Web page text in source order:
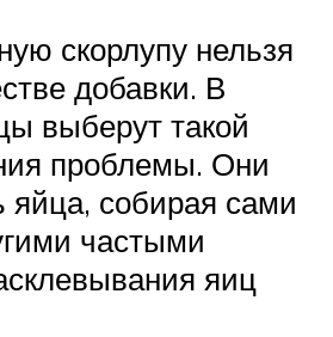
скорлупу нельзя
добавки. В
выберут такой
проблемы. Они
яйца, собирая сами
частыми
яиц